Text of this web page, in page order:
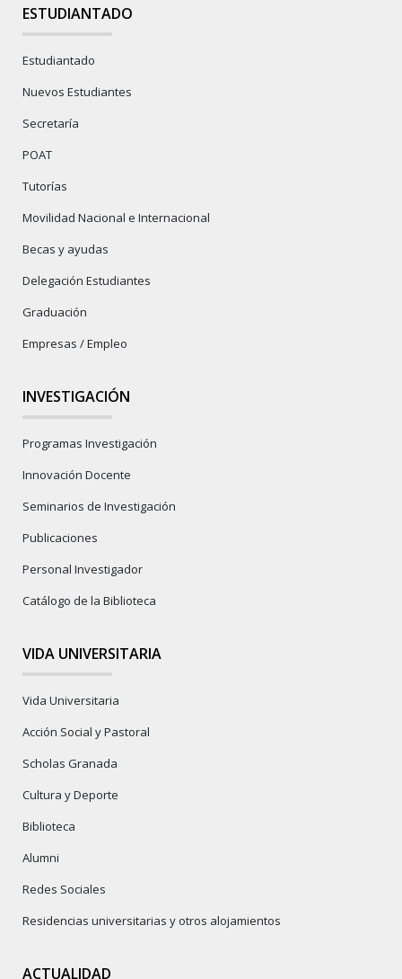
ESTUDIANTADO
Estudiantado
Nuevos Estudiantes
Secretaría
POAT
Tutorías
Movilidad Nacional e Internacional
Becas y ayudas
Delegación Estudiantes
Graduación
Empresas / Empleo
INVESTIGACIÓN
Programas Investigación
Innovación Docente
Seminarios de Investigación
Publicaciones
Personal Investigador
Catálogo de la Biblioteca
VIDA UNIVERSITARIA
Vida Universitaria
Acción Social y Pastoral
Scholas Granada
Cultura y Deporte
Biblioteca
Alumni
Redes Sociales
Residencias universitarias y otros alojamientos
ACTUALIDAD